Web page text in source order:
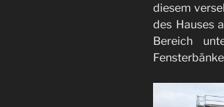
diesem
des Hauses
Bereich